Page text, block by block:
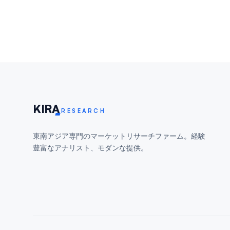
KIRA RESEARCH
東南アジア専門のマーケットリサーチファーム。経験
豊富なアナリスト、モダンな提供。